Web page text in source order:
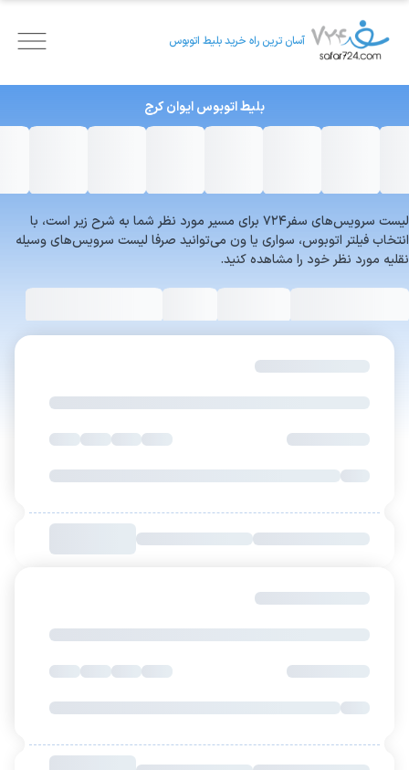
آسان ترین راه خرید بلیط اتوبوس
بلیط اتوبوسایوانکرج
لیست سرویس‌های سفر۷۲۴ برای مسیر مورد نظر شما به شرح زیر است، با
انتخاب فیلتر اتوبوس، سواری یا ون می‌توانید صرفا لیست سرویس‌های وسیله
نقلیه مورد نظر خود را مشاهده کنید.